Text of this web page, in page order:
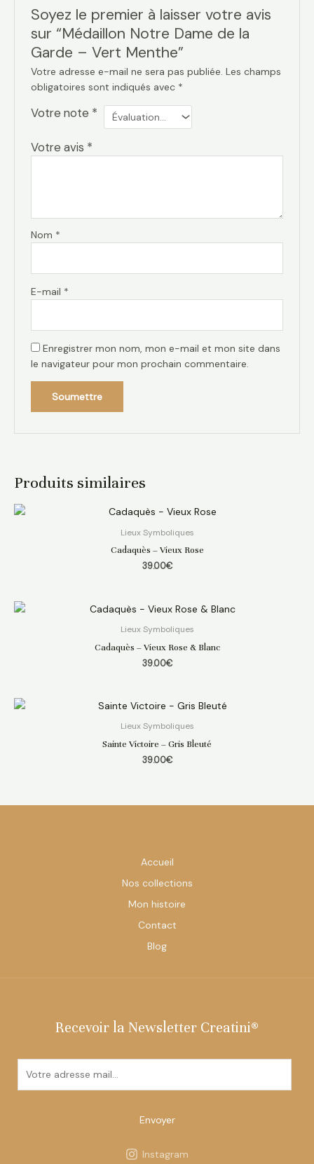
Soyez le premier à laisser votre avis
sur “Médaillon Notre Dame de la
Garde – Vert Menthe”
Votre adresse e-mail ne sera pas publiée. Les champs
obligatoires sont indiqués avec *
Votre note *
Votre avis *
Nom *
E-mail *
Enregistrer mon nom, mon e-mail et mon site dans
le navigateur pour mon prochain commentaire.
Produits similaires
Lieux Symboliques
Cadaquès – Vieux Rose
39.00€
Lieux Symboliques
Cadaquès – Vieux Rose & Blanc
39.00€
Lieux Symboliques
Sainte Victoire – Gris Bleuté
39.00€
Accueil
Nos collections
Mon histoire
Contact
Blog
Recevoir la Newsletter Creatini®
Envoyer
Instagram